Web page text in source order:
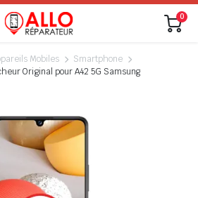
0
Mobiles
Smartphone
Original pour A42 5G Samsung